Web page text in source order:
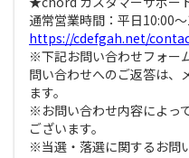
通常営業時間：平日10:00
https://cdefgah.net/
※下記お問い合わせフォー
問い合わせへのご返答は、
ます。
※お問い合わせ内容によっ
ございます。
※当選・落選に関するお問